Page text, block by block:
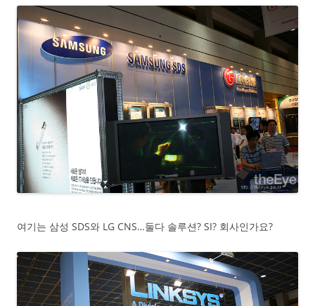
여기는 삼성 SDS와 LG CNS…둘다 솔루션? SI? 회사인가요?